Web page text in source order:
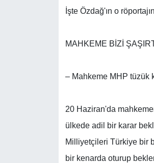
İşte Özdağ'ın o
MAHKEME BİZİ
– Mahkeme MHP tüzük
20 Haziran'da
ülkede adil bir karar
Milliyetçileri Türkiye bir
bir kenarda oturup